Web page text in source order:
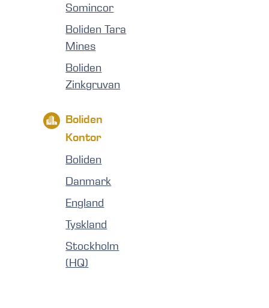
Somincor
Boliden Tara
Mines
Boliden
Zinkgruvan
Boliden
Kontor
Boliden
Danmark
England
Tyskland
Stockholm
(HQ)